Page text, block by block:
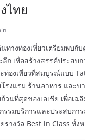
ไทย
ทางท่องเที่ยวเตรียมพบกั
ลึก เพื่อสร้างสรรค์ประสบ
ท่องเที่ยวที่สมบูรณ์แบบ
รงแรม ร้านอาหาร และ
วนที่สุดของเอเชีย เพื่อเฉ
รรมบริการและประสบกา
รางวัล Best in Class ทั้ง